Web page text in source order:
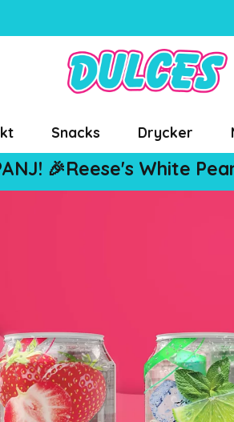
Snacks Drycker
🎉Reese's White